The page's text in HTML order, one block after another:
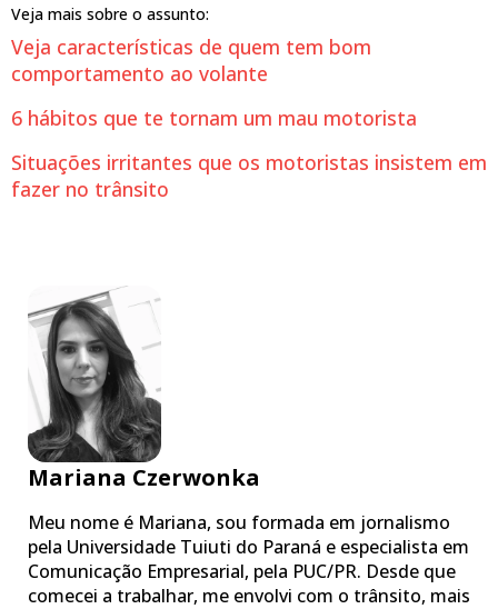
Veja mais sobre o assunto:
Veja características de quem tem bom
comportamento ao volante
6 hábitos que te tornam um mau motorista
Situações irritantes que os motoristas insistem em
fazer no trânsito
Mariana Czerwonka
Meu nome é Mariana, sou formada em jornalismo
pela Universidade Tuiuti do Paraná e especialista em
Comunicação Empresarial, pela PUC/PR. Desde que
comecei a trabalhar, me envolvi com o trânsito, mais